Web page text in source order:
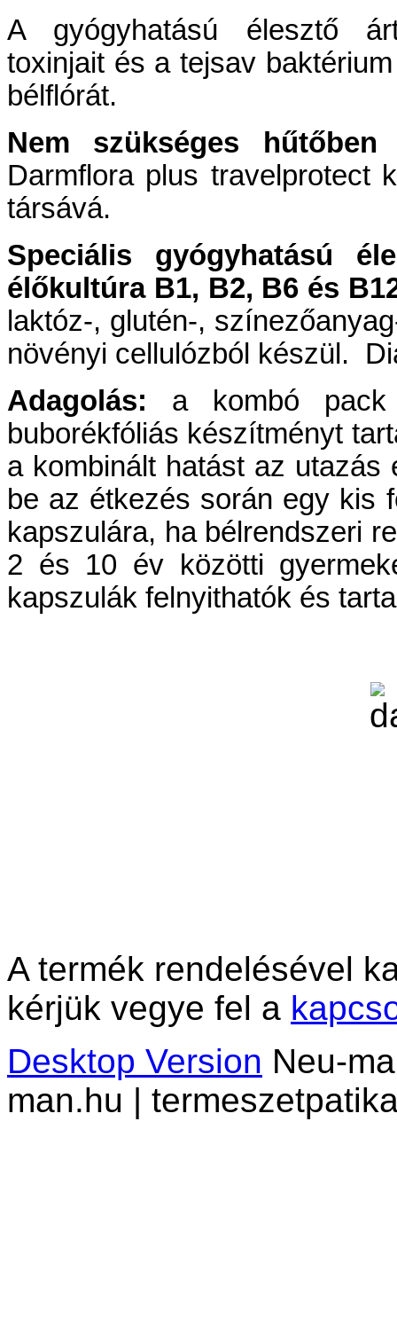
A gyógyhatású élesztő
toxinjait és a tejsav
bélflórát.
Nem szükséges hűtőben
Darmflora plus travelprotect
társává.
Speciális gyógyhatású
élőkultúra B1, B2, B6 és
laktóz-, glutén-,
növényi cellulózból készül.
Adagolás: a kombó pack
buborékfóliás készítményt
a kombinált hatást az
be az étkezés során egy kis
kapszulára, ha bélrendszeri
2 és 10 év közötti
kapszulák felnyithatók és
A termék rendelésével
kérjük vegye fel a
Desktop Version Neu-
man.hu |